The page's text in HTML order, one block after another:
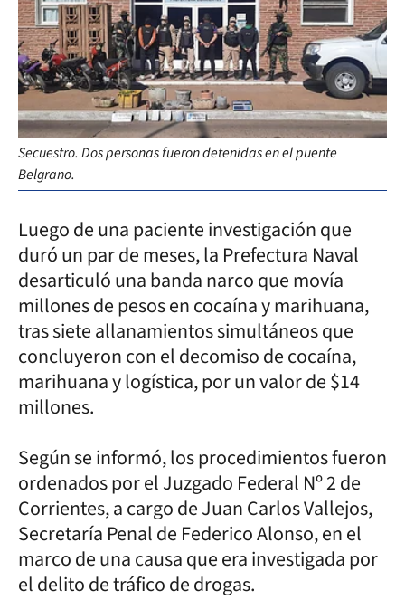
Secuestro. Dos personas fueron detenidas en el puente
Belgrano.
Luego de una paciente investigación que
duró un par de meses, la Prefectura Naval
desarticuló una banda narco que movía
millones de pesos en cocaína y marihuana,
tras siete allanamientos simultáneos que
concluyeron con el decomiso de cocaína,
marihuana y logística, por un valor de $14
millones.
Según se informó, los procedimientos fueron
ordenados por el Juzgado Federal Nº 2 de
Corrientes, a cargo de Juan Carlos Vallejos,
Secretaría Penal de Federico Alonso, en el
marco de una causa que era investigada por
el delito de tráfico de drogas.